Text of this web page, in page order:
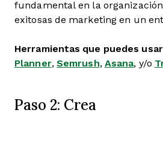
fundamental en la
exitosas de marketing en un
Herramientas que puedes
Planner, Semrush, Asana, y/o
Paso 2: Crea